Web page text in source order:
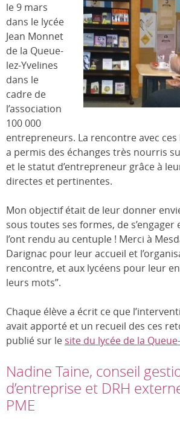
le 9 mars
dans le lycée
Jean Monnet
de la Queue-
lez-Yvelines
dans le
cadre de
l’association
100 000
entrepreneurs. La rencontre avec ces
a permis des échanges très nourris
et le statut d’entrepreneur grâce à
directes et pertinentes.
Mon objectif était de leur donner
sous toutes ses formes, de s’engager
l’ont rendu au centuple ! Merci à
Darignac pour leur accueil et
rencontre, et aux lycéens pour leur
leurs mots”.
Chaque élève a écrit ce que
avait apporté et un recueil des ces
publié sur le site du lycée de la
Nadine Taine, conseil
d’entreprise et DRH
PME